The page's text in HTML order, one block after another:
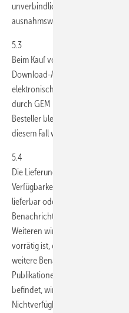
unverbindlich, es sei denn, der
ausnahmsweise verbindlich
5.3
Beim Kauf von Fachliteratur über
Download-Artikels erfolgt die
elektronischem Wege. Die
durch GEM nachweisbar an den
Besteller bleibt es unbenommen,
diesem Fall wiederholt GEM den
5.4
Die Lieferung von Publikationen
Verfügbarkeit der Ware. Ist diese
lieferbar oder noch nicht
Benachrichtigung über den
Weiteren wird die Bestellung
vorrätig ist, erfolgt der Versand an
weitere Benachrichtigung an ihn
Publikationen, von denen sich
befindet, wird die Neuauflage
Nichtverfügbarkeit wird der